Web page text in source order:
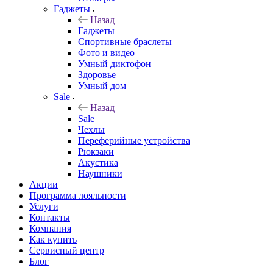
Гаджеты
Назад
Гаджеты
Спортивные браслеты
Фото и видео
Умный диктофон
Здоровье
Умный дом
Sale
Назад
Sale
Чехлы
Переферийные устройства
Рюкзаки
Акустика
Наушники
Акции
Программа лояльности
Услуги
Контакты
Компания
Как купить
Сервисный центр
Блог